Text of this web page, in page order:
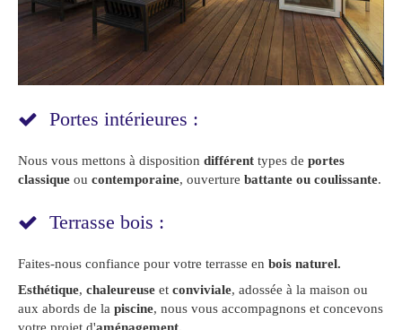
Portes intérieures :
Nous vous mettons à disposition différent types de portes
classique ou contemporaine, ouverture battante ou coulissante.
Terrasse bois :
Faites-nous confiance pour votre terrasse en bois naturel.
Esthétique, chaleureuse et conviviale, adossée à la maison ou
aux abords de la piscine, nous vous accompagnons et concevons